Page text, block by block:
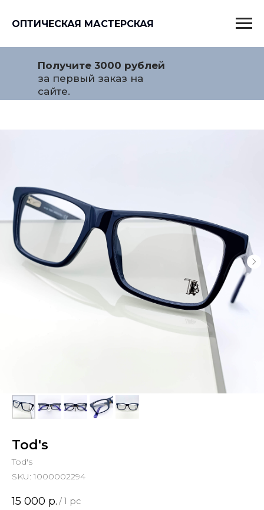
ОПТИЧЕСКАЯ МАСТЕРСКАЯ
Получите 3000 рублей
за первый заказ на
сайте.
Tod's
Tod's
SKU: 1000002294
15 000 р. /1 pc